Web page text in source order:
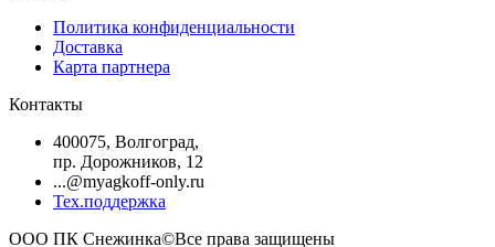
Политика конфиденциальности
Доставка
Карта партнера
Контакты
400075, Волгоград,
пр. Дорожников, 12
...@myagkoff-only.ru
Тех.поддержка
ООО ПК Снежинка©Все права защищены